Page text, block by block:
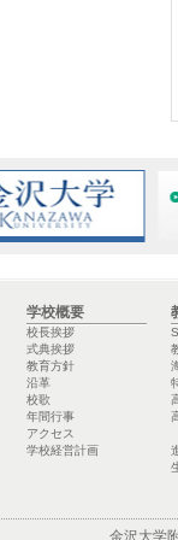
学校概要
校長挨拶
式典挨拶
教育方針
沿革
校歌
年間行事
アクセス
学校経営計画
金沢大学